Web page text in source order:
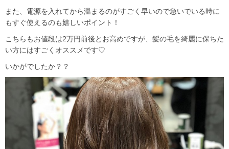
また、電源を入れてから温まるのがすごく早いので急いでいる時に
もすぐ使えるのも嬉しいポイント！
こちらもお値段は2万円前後とお高めですが、髪の毛を綺麗に保ちた
い方にはすごくオススメです♡
いかがでしたか？？